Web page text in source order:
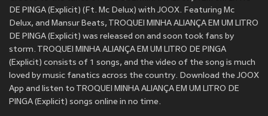
DE PINGA (Explicit) (Ft. Mc Delux) with JOOX. Featuring Mc
Delux, and Mansur Beats, TROQUEI MINHA ALIANÇA EM UM LITRO
DE PINGA (Explicit) was released on and soon took fans by
storm. TROQUEI MINHA ALIANÇA EM UM LITRO DE PINGA
(Explicit) consists of 1 songs, and the video of the song is much
loved by music fanatics across the country. Download the JOOX
App and listen to TROQUEI MINHA ALIANÇA EM UM LITRO DE
PINGA (Explicit) songs online in no time.